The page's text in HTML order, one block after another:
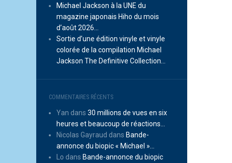
Michael Jackson à la UNE du
magazine japonais Hiho du mois
d’août 2026…
Sortie d’une édition vinyle et vinyle
colorée de la compilation Michael
Jackson The Definitive Collection…
COMMENTAIRES RÉCENTS
Yan dans 30 millions de vues en six
heures et beaucoup de réactions…
Nicolas Gayraud dans Bande-
annonce du biopic « Michael »…
Lo dans Bande-annonce du biopic